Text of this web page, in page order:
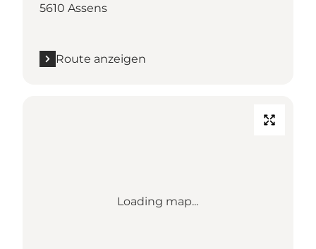
5610 Assens
Route anzeigen
Loading map...